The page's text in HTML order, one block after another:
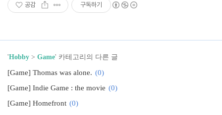
공감 구독하기
'Hobby > Game' 카테고리의 다른 글
[Game] Thomas was alone. (0)
[Game] Indie Game : the movie (0)
[Game] Homefront (0)